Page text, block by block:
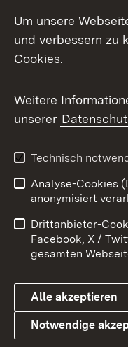
Facebook
X / Twitter
Youtube
Link zum
Impressum
Barrierefreiheit
Cookies
Um unsere
und verbessern zu
Cookies.
Weitere
unserer
Technisch
Analyse-Cookies
anonymisiert
Drittanbieter-
Facebook, X /
gesamten
Alle akzeptieren
Notwendige